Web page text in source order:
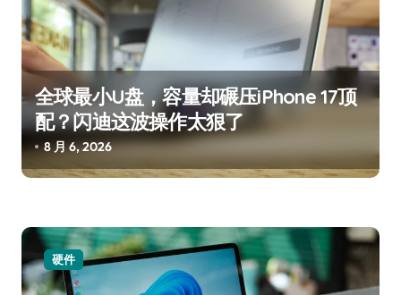
全球最小U盘，容量却碾压iPhone 17顶
配？闪迪这波操作太狠了
8 月 6, 2026
硬件